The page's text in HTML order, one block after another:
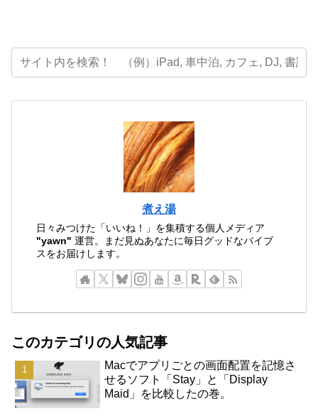
煮え湯
日々みつけた「いいね！」を集積する個人メディア
"yawn" 運営。まだ見ぬあなたに毎日グッドなバイブ
スをお届けします。
このカテゴリの人気記事
Macでアプリごとの画面配置を記憶さ
せるソフト「Stay」と「Display
Maid」を比較したの巻。